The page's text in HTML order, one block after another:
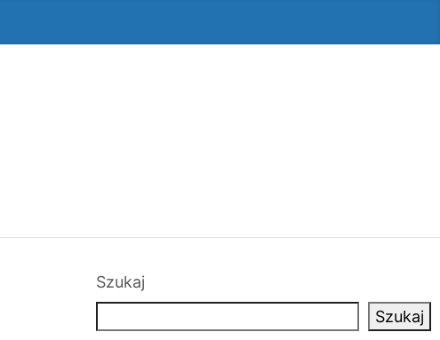
Szukaj
Szukaj